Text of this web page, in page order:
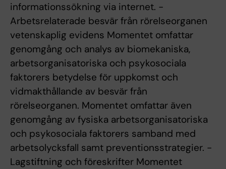
informationssökning via internet. -
Arbetsrelaterade besvär från rörelseorganen 
vetenskaplig evidens Momentet omfattar
genomgång och analys av biomekaniska,
arbetsorganisatoriska och psykosociala
faktorers betydelse för uppkomst och
vidmakthållande av besvär från
rörelseorganen. Momentet omfattar även
genomgång av fysiska arbetsorganisatoriska
och psykosociala faktorers samband med
arbetsolycksfall samt preventionsstrategier. -
Lagstiftning och föreskrifter Momentet